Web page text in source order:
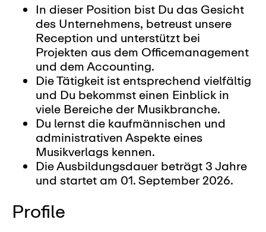
In dieser Position bist Du das Gesicht
des Unternehmens, betreust unsere
Reception und unterstützt bei
Projekten aus dem Officemanagement
und dem Accounting.
Die Tätigkeit ist entsprechend vielfältig
und Du bekommst einen Einblick in
viele Bereiche der Musikbranche.
Du lernst die kaufmännischen und
administrativen Aspekte eines
Musikverlags kennen.
Die Ausbildungsdauer beträgt 3 Jahre
und startet am 01. September 2026.
Profile